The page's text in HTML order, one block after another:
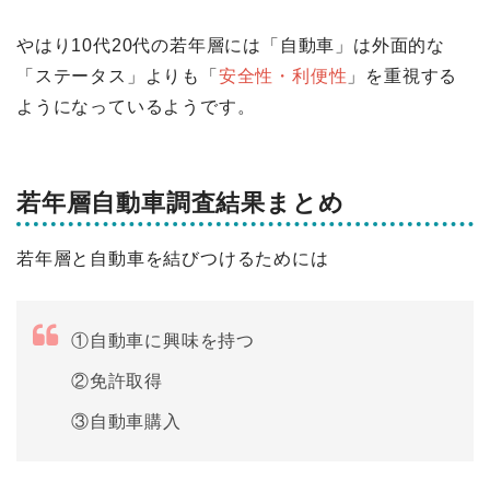
やはり10代20代の若年層には「自動車」は外面的な
「ステータス」よりも「 安全性・利便性 」を重視する
ようになっているようです。
若年層自動車調査結果まとめ
若年層と自動車を結びつけるためには
①自動車に興味を持つ
②免許取得
③自動車購入